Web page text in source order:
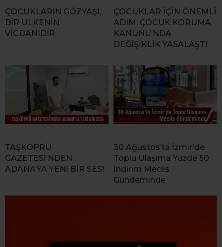
ÇOCUKLARIN GÖZYAŞI,
BİR ÜLKENİN
VİCDANIDIR
ÇOCUKLAR İÇİN ÖNEMLİ
ADIM: ÇOCUK KORUMA
KANUNU’NDA
DEĞİŞİKLİK YASALAŞTI
TAŞKÖPRÜ
GAZETESİ’NDEN
ADANA’YA YENİ BİR SES!
30 Ağustos’ta İzmir’de
Toplu Ulaşıma Yüzde 50
İndirim Meclis
Gündeminde